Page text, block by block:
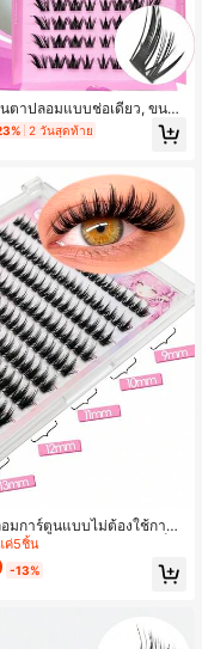
ตาปลอมแบบช่อเดี่ยว, ขนตา
C Curl 9-16 มม. แบบหนา,
มแบบอนิเมะ, ขนตาปลอมแ
ไม่เลอะ, เหมาะสำหรับสวมใส่
ปเล่น, สามารถใช้ซ้ำได้
2 วันสุดท้าย
มการ์ตูนแบบไม่ต้องใช้กาว 1
Curl 9-13 มม. หนา ฟู ดูเป็น
แบบช่อ เหมาะสำหรับใช้ที่บ้
ง หรือกลางแจ้ง
ค่5ชิ้น
-13%